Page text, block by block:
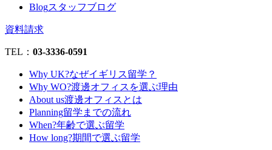
Blogスタッフブログ
資料請求
TEL： 03-3336-0591
Why UK?なぜイギリス留学？
Why WO?渡邊オフィスを選ぶ理由
About us渡邊オフィスとは
Planning留学までの流れ
When?年齢で選ぶ留学
How long?期間で選ぶ留学